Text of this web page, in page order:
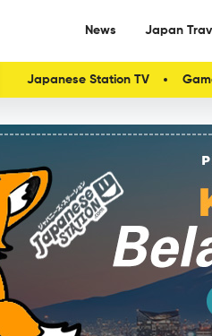
News Japan
Japanese Station TV